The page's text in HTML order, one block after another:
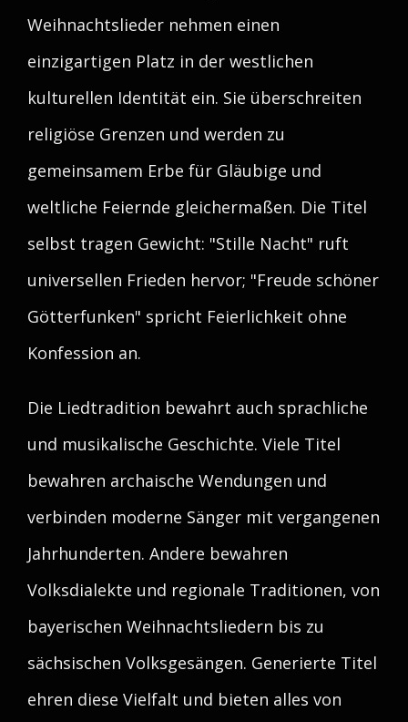
Weihnachtslieder nehmen einen
einzigartigen Platz in der westlichen
kulturellen Identität ein. Sie überschreiten
religiöse Grenzen und werden zu
gemeinsamem Erbe für Gläubige und
weltliche Feiernde gleichermaßen. Die Titel
selbst tragen Gewicht: "Stille Nacht" ruft
universellen Frieden hervor; "Freude schöner
Götterfunken" spricht Feierlichkeit ohne
Konfession an.
Die Liedtradition bewahrt auch sprachliche
und musikalische Geschichte. Viele Titel
bewahren archaische Wendungen und
verbinden moderne Sänger mit vergangenen
Jahrhunderten. Andere bewahren
Volksdialekte und regionale Traditionen, von
bayerischen Weihnachtsliedern bis zu
sächsischen Volksgesängen. Generierte Titel
ehren diese Vielfalt und bieten alles von